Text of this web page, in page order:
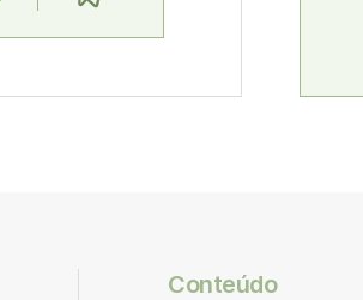
Conteúdo